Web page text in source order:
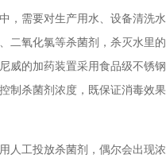
，需要对生产用水、设备清洗
二氧化氯等杀菌剂，杀灭水里
威的加药装置采用食品级不锈
制杀菌剂浓度，既保证消毒效
人工投放杀菌剂，偶尔会出现